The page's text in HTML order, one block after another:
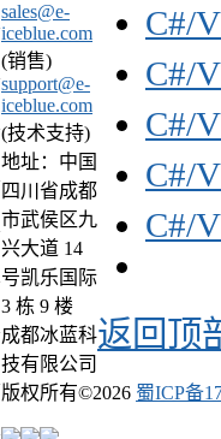
C#/
C#/
C#/
C#/
C#/
返回顶
sales@e-
iceblue.com
(销售)
support@e-
iceblue.com
(技术支持)
地址：中国
四川省成都
市武侯区九
兴大道 14
号凯乐国际
3 栋 9 楼
成都冰蓝科
技有限公司
版权所有©2026 蜀ICP备